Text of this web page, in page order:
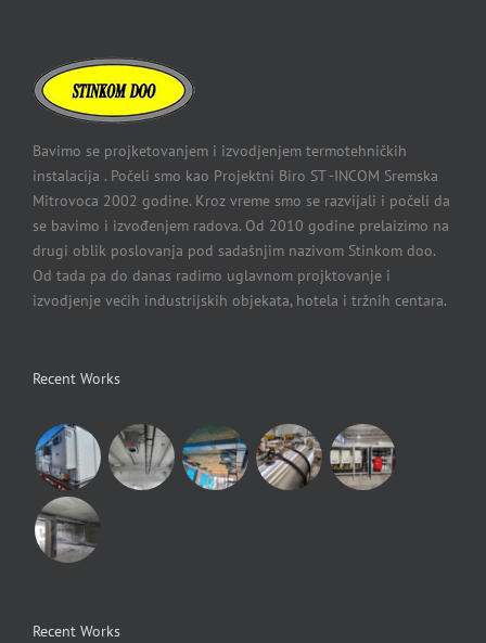
Bavimo se projketovanjem i izvodjenjem termotehničkih
instalacija . Počeli smo kao Projektni Biro ST -INCOM Sremska
Mitrovoca 2002 godine. Kroz vreme smo se razvijali i počeli da
se bavimo i izvođenjem radova. Od 2010 godine prelaizimo na
drugi oblik poslovanja pod sadašnjim nazivom Stinkom doo.
Od tada pa do danas radimo uglavnom projktovanje i
izvodjenje većih industrijskih objekata, hotela i tržnih centara.
Recent Works
Recent Works